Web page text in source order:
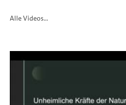
Alle Videos...